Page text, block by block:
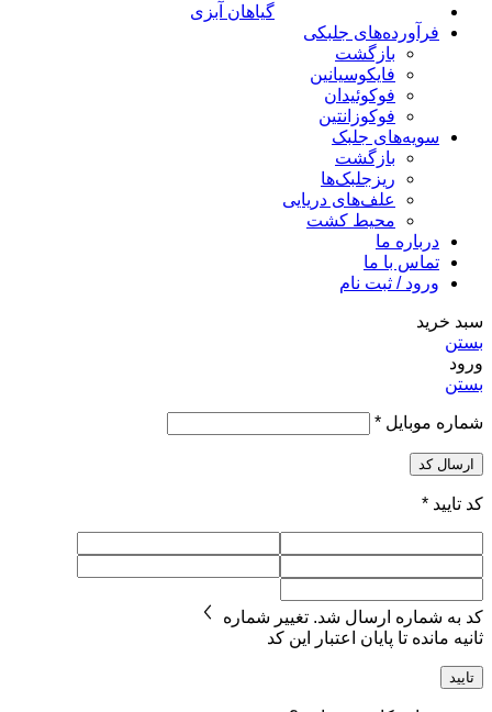
گیاهان آبزی
فرآورده‌های جلبکی
بازگشت
فایکوسیانین
فوکوئیدان
فوکوزانتین
سویه‌های جلبک
بازگشت
ریزجلبک‌ها
علف‌های دریایی
محیط کشت
درباره ما
تماس با ما
ورود / ثبت نام
سبد خرید
بستن
ورود
بستن
شماره موبایل *
ارسال کد
کد تایید *
کد به شماره ارسال شد. تغییر شماره
ثانیه مانده تا پایان اعتبار این کد
تایید